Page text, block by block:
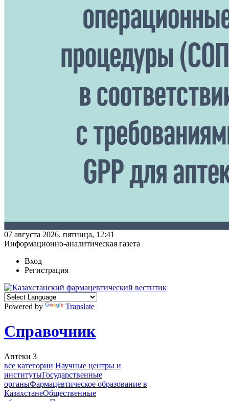
07 августа 2026. пятница, 12:41
Информационно-аналитическая газета
Вход
Регистрация
Powered by Translate
Справочник
Аптеки 3
все категории Научные центры и
институтыГосударственные
органыФармацевтическое образование в
КазахстанеОбщественные